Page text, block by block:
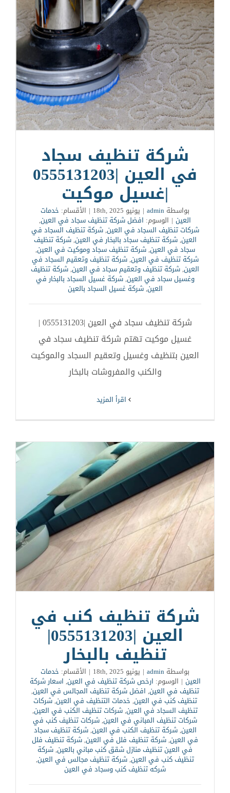
شركة تنظيف سجاد
في العين |0555131203
|غسيل موكيت
بواسطة admin
| يونيو 18th, 2025 | الأقسام: خدمات
العين | الوسوم: افضل شركة تنظيف سجاد في العين,
شركات تنظيف السجاد في العين,شركة تنظيف السجاد في
العين,شركة تنظيف سجاد بالبخار في العين,شركة تنظيف
سجاد في العين,شركة تنظيف سجاد وموكيت في العين,
شركة تنظيف في العين,شركة تنظيف وتعقيم السجاد في
العين,شركة تنظيف وتعقيم سجاد في العين,شركة تنظيف
وغسيل سجاد في العين,شركة غسيل السجاد بالبخار في
العين,شركة غسيل السجاد بالعين
شركة تنظيف سجاد في العين |0555131203 |
غسيل موكيت تهتم شركة تنظيف سجاد في
العين بتنظيف وغسيل وتعقيم السجاد والموكيت
والكنب والمفروشات بالبخار
شركة تنظيف كنب في
العين |0555131203|
تنظيف بالبخار
بواسطة admin
| يونيو 18th, 2025 | الأقسام: خدمات
العين | الوسوم: ارخص شركة تنظيف في العين, اسعار شركة
تنظيف في العين, افضل شركة تنظيف المجالس في العين,
تنظيف كنب في العين, خدمات التنظيف في العين,شركات
تنظيف السجاد في العين,شركات تنظيف الكنب في العين,
شركات تنظيف المباني في العين,شركات تنظيف كنب في
العين,شركة تنظيف الكنب في العين,شركة تنظيف سجاد
في العين,شركة تنظيف فلل في العين,شركة تنظيف فلل
في العين تنظيف منازل شقق كنب مباني بالعين,شركة
تنظيف كنب في العين,شركة تنظيف مجالس في العين,
شركه تنظيف كنب وسجاد في العين